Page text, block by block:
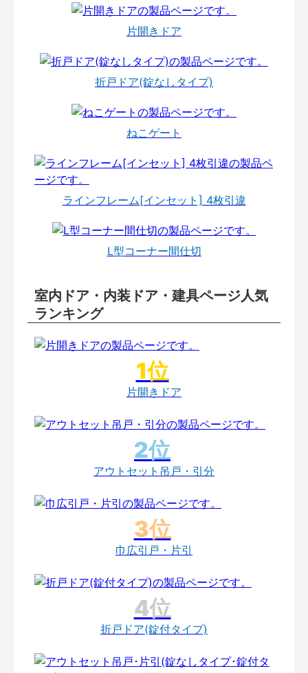
片開きドア
折戸ドア(錠なしタイプ)
ねこゲート
ラインフレーム[インセット] 4枚引違
L型コーナー間仕切
室内ドア・内装ドア・建具ページ人気
ランキング
片開きドア
アウトセット吊戸・引分
巾広引戸・片引
折戸ドア(錠付タイプ)